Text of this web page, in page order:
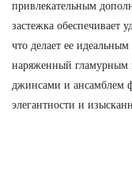
привлекательным
застежка обеспечивает
что делает ее
наряженный гламурным
джинсами и ансамблем
элегантности и